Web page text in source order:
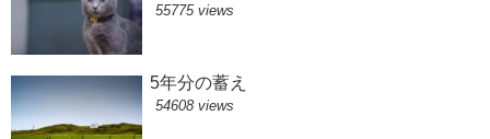
55775 views
5年分の蓄え
54608 views